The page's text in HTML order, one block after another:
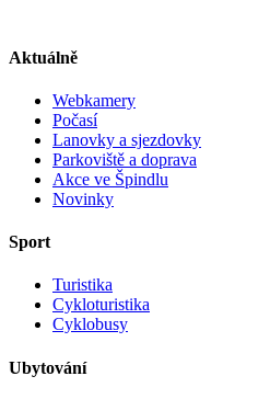
Aktuálně
Webkamery
Počasí
Lanovky a sjezdovky
Parkoviště a doprava
Akce ve Špindlu
Novinky
Sport
Turistika
Cykloturistika
Cyklobusy
Ubytování